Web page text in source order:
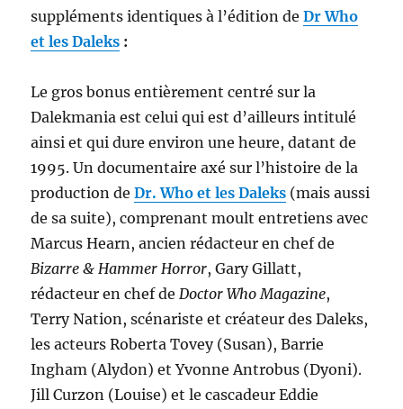
suppléments identiques à l’édition deDr Who
et les Daleks :
Le gros bonus entièrement centré sur la
Dalekmania est celui qui est d’ailleurs intitulé
ainsi et qui dure environ une heure, datant de
1995. Un documentaire axé sur l’histoire de la
production deDr. Who et les Daleks (mais aussi
de sa suite), comprenant moult entretiens avec
Marcus Hearn, ancien rédacteur en chef de
Bizarre & Hammer Horror, Gary Gillatt,
rédacteur en chef de Doctor Who Magazine,
Terry Nation, scénariste et créateur des Daleks,
les acteurs Roberta Tovey (Susan), Barrie
Ingham (Alydon) et Yvonne Antrobus (Dyoni).
Jill Curzon (Louise) et le cascadeur Eddie